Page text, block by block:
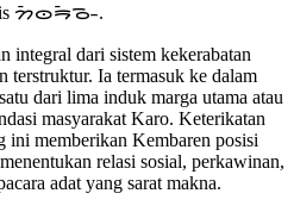
ᯂᯩᯣᯒᯩᯉ᯳.
integral dari sistem kekerabatan
terstruktur. Ia termasuk ke dalam
dari lima induk marga utama atau
masyarakat Karo. Keterikatan
ini memberikan Kembaren posisi
relasi sosial, perkawinan,
adat yang sarat makna.